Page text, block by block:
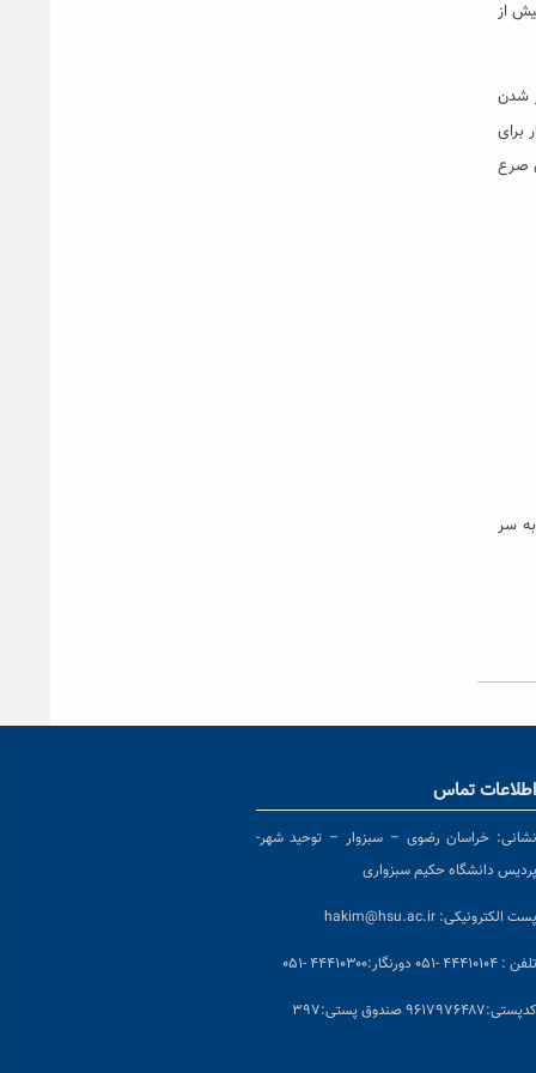
از
شدن
برای
صرع
سر
اطلاعات تماس
نشانی: خراسان رضوی – سبزوار – توحید شهر-
پردیس دانشگاه حکیم سبزواری
پست الکترونیکی: hakim@hsu.ac.ir
تلفن : ۴۴۴۱۰۱۰۴ -۰۵۱ دورنگار:۴۴۴۱۰۳۰۰ -۰۵۱
کدپستی:۹۶۱۷۹۷۶۴۸۷ صندوق پستی:۳۹۷